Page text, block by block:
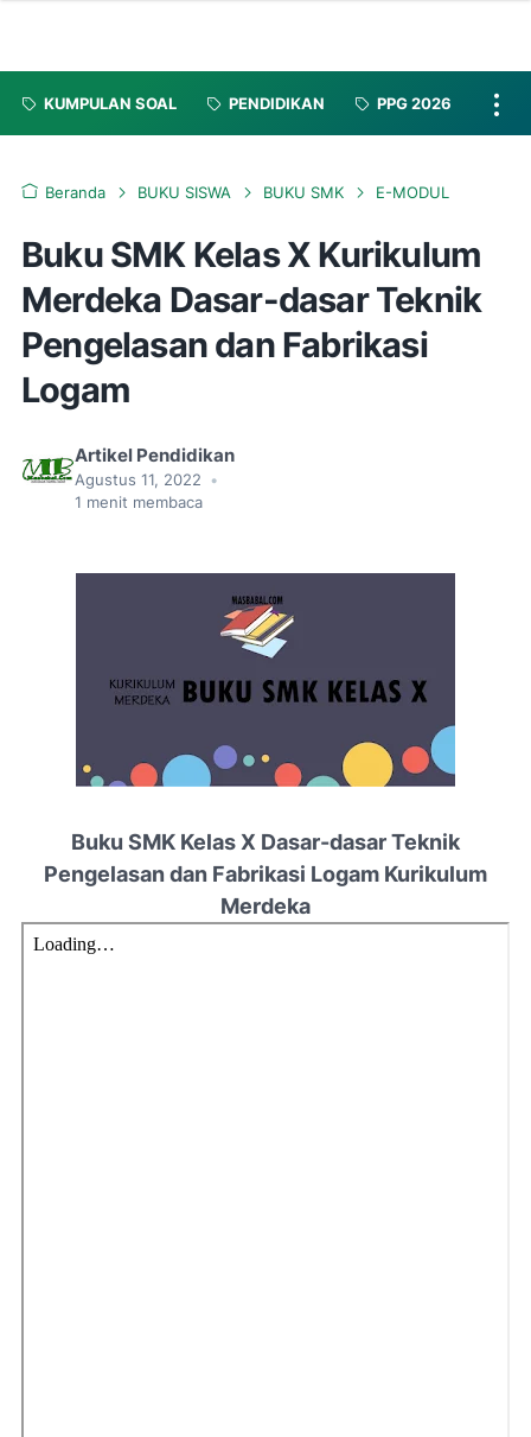
KUMPULAN SOAL PENDIDIKAN PPG 2026
Beranda BUKU SISWA BUKU SMK E-MODUL
Buku SMK Kelas X Kurikulum
Merdeka Dasar-dasar Teknik
Pengelasan dan Fabrikasi
Logam
Artikel Pendidikan
Agustus 11, 2022
•
1 menit membaca
Buku SMK Kelas X Dasar-dasar Teknik
Pengelasan dan Fabrikasi Logam Kurikulum
Merdeka